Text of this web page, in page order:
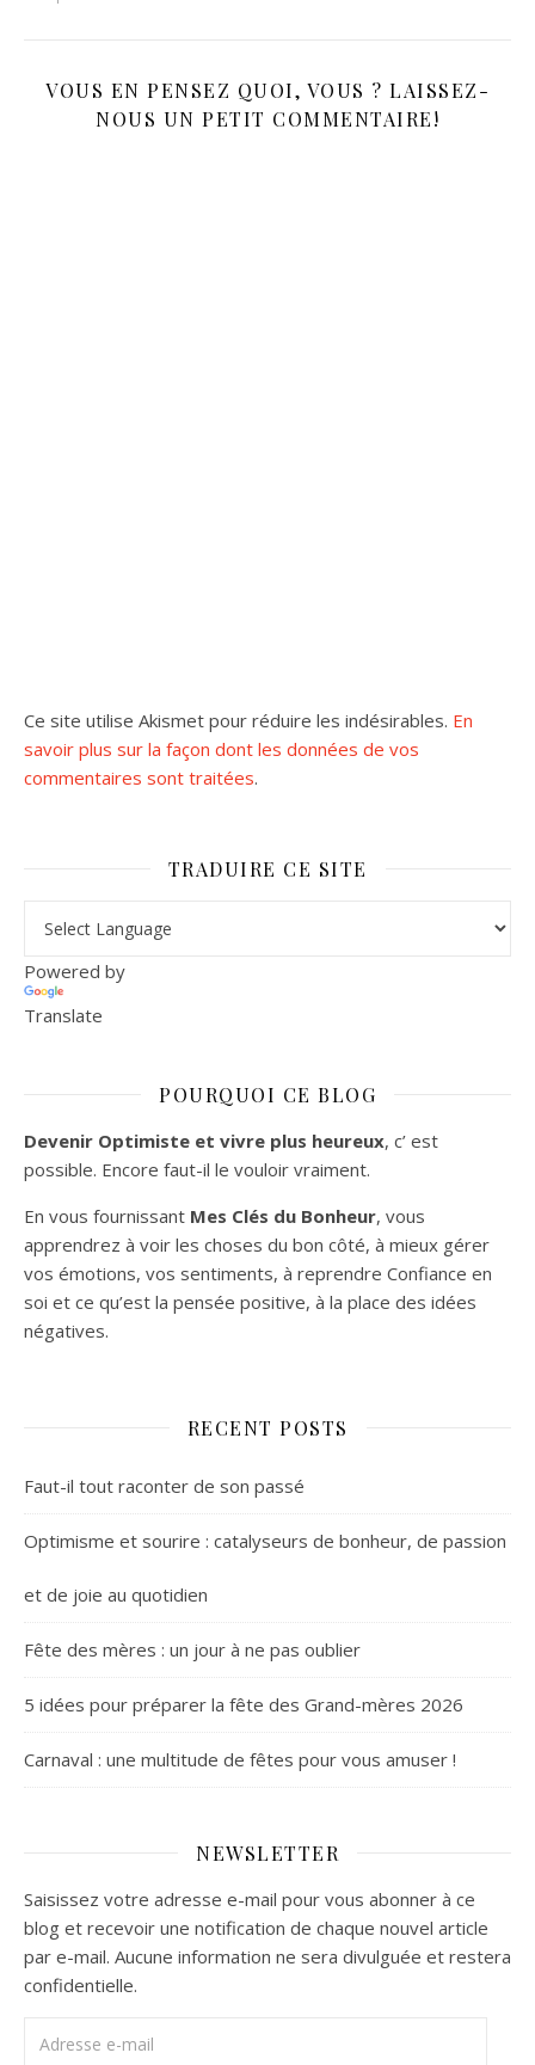
VOUS EN PENSEZ QUOI, VOUS ? LAISSEZ-
NOUS UN PETIT COMMENTAIRE!
Ce site utilise Akismet pour réduire les indésirables. En
savoir plus sur la façon dont les données de vos
commentaires sont traitées.
TRADUIRE CE SITE
Powered by
Translate
POURQUOI CE BLOG
Devenir Optimiste et vivre plus heureux, c’ est
possible. Encore faut-il le vouloir vraiment.
En vous fournissant Mes Clés du Bonheur, vous
apprendrez à voir les choses du bon côté, à mieux gérer
vos émotions, vos sentiments, à reprendre Confiance en
soi et ce qu’est la pensée positive, à la place des idées
négatives.
RECENT POSTS
Faut-il tout raconter de son passé
Optimisme et sourire : catalyseurs de bonheur, de passion
et de joie au quotidien
Fête des mères : un jour à ne pas oublier
5 idées pour préparer la fête des Grand-mères 2026
Carnaval : une multitude de fêtes pour vous amuser !
NEWSLETTER
Saisissez votre adresse e-mail pour vous abonner à ce
blog et recevoir une notification de chaque nouvel article
par e-mail. Aucune information ne sera divulguée et restera
confidentielle.